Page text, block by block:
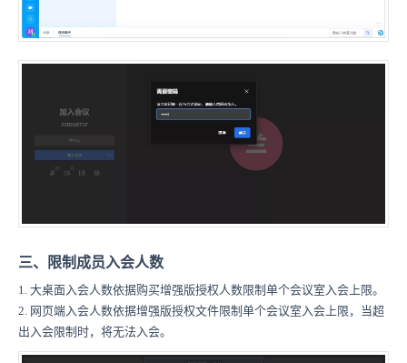
三、限制成员入会人数
1. 大桌面入会人数依据购买增强版授权人数限制单个会议室入会上限。
2. 网页端入会人数依据增强版授权文件限制单个会议室入会上限，当超
出入会限制时，将无法入会。